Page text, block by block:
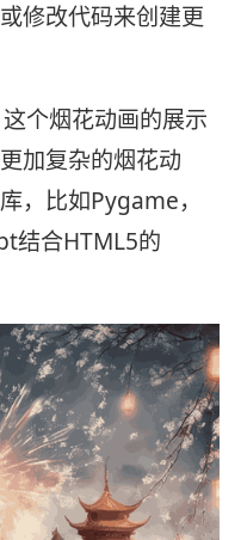
修改代码来创建更
个烟花动画的展示
加复杂的烟花动
，比如Pygame，
结合HTML5的